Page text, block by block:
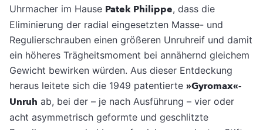
Uhrmacher im Hause Patek Philippe, dass die
Eliminierung der radial eingesetzten Masse- und
Regulierschrauben einen größeren Unruhreif und damit
ein höheres Trägheitsmoment bei annähernd gleichem
Gewicht bewirken würden. Aus dieser Entdeckung
heraus leitete sich die 1949 patentierte »Gyromax«-
Unruh ab, bei der – je nach Ausführung – vier oder
acht asymmetrisch geformte und geschlitzte